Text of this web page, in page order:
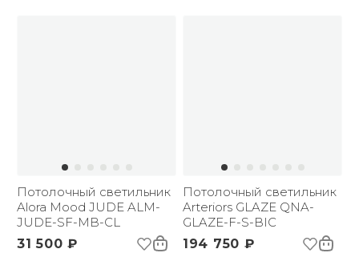
Потолочный светильник
Alora Mood JUDE ALM-
JUDE-SF-MB-CL
31 500 ₽
Потолочный светильник
Arteriors GLAZE QNA-
GLAZE-F-S-BIC
194 750 ₽